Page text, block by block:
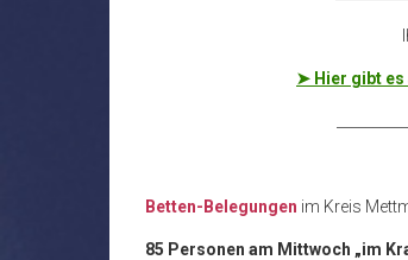
➤ Hier gibt es
Betten-Belegungen im Kreis
85 Personen am Mittwoch „im